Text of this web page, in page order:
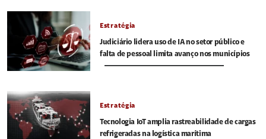
Estratégia
Judiciário lidera uso de IA no setor público e
falta de pessoal limita avanço nos municípios
Estratégia
Tecnologia IoT amplia rastreabilidade de cargas
refrigeradas na logística marítima